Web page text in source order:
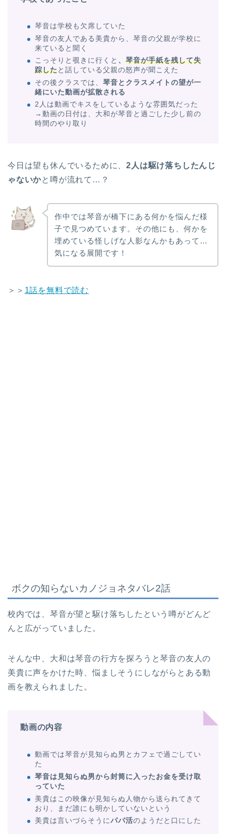
琴音は学校も欠席していた
琴音の友人である美貴から、琴音の父親が学校に
来ていると聞く
こっそりと覗きに行くと 、 琴音が手紙を残して失
踪したと話している父親の怒声が聞こえた
その後クラスでは、 琴音とクラスメイトの望が一
緒にいた動画が拡散される
2人は動画でキスをしているような雰囲気だった
→動画の日付は、大和が琴音と過ごした少し前の
時間のやり取り
今日は望も休んでいるために、2人は駆け落ちしたんじ
ゃないかと噂が流れて…？
作中では琴音が橋下にある何かを悩んだ様
子で見つめています。その他にも、何かを
埋めている怪しげな人影なんかもあって…
気になる展開です！
＞＞ 1話を無料で読む
ボクの知らないカノジョネタバレ2話
校内では、琴音が望と駆け落ちしたという噂がどんど
んと広がっていました。
そんな中、大和は琴音の行方を探ろうと琴音の友人の
美貴に声をかけた時、悩ましそうにしながらとある動
画を教えられました。
動画の内容
動画では琴音が見知らぬ男とカフェで過ごしてい
た
琴音は見知らぬ男から封筒に入ったお金を受け取
っていた
美貴はこの映像が見知らぬ人物から送られてきて
おり、まだ誰にも明かしていないという
美貴は言いづらそうにパパ活のようだと口にした